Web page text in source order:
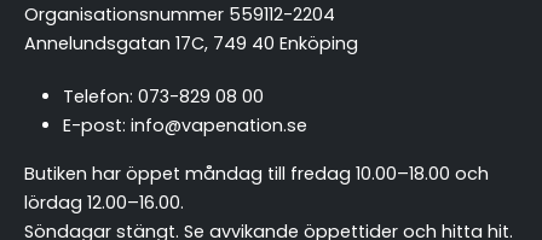
Organisationsnummer 559112-2204
Annelundsgatan 17C, 749 40 Enköping
Telefon: 073-829 08 00
E-post: info@vapenation.se
Butiken har öppet måndag till fredag 10.00–18.00 och
lördag 12.00–16.00.
Söndagar stängt. Se avvikande öppettider och hitta hit.